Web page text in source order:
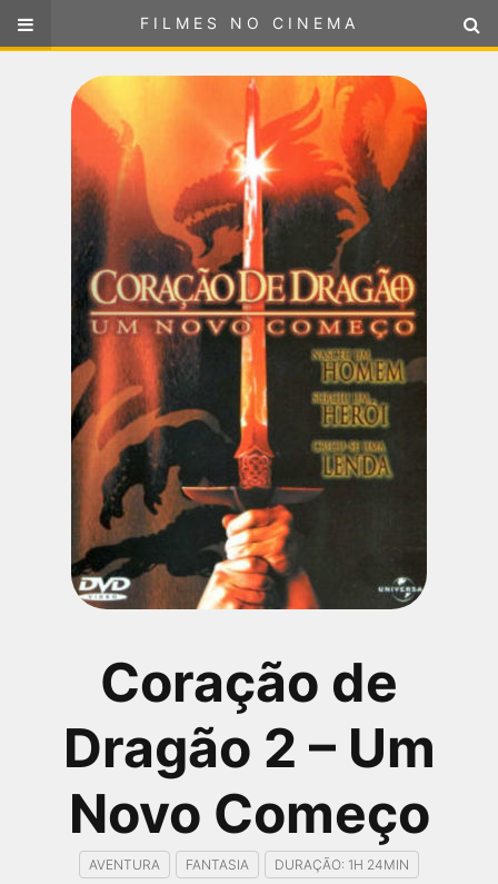
FILMES NO CINEMA
ou selecione sua localização
Coração de
Dragão 2 – Um
Novo Começo
AVENTURA FANTASIA DURAÇÃO: 1H 24MIN
FILMES NO CINEMA
SELECIONE SUA LOCALIZAÇÃO
FILMES EM CARTAZ
PRÓXIMOS LANÇAMENTOS
GÊNEROS
NOTÍCIAS
PÁGINA INICIAL
FilmesNoCinema.com.br
é o maior localizador de filmes e
sessões de cinema no Brasil. Através dele, você pode
encontrar os filmes no cinema mais próximos a você ou a
qualquer cidade em território brasileiro. Você pode também
acessar informações sobre cinemas, horários, assistir aos
trailers e muito mais.